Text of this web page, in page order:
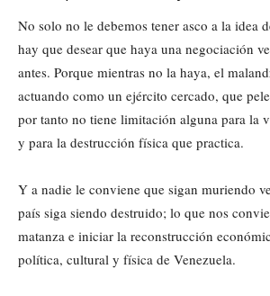
No solo no le debemos tener asco a la idea
hay que desear que haya una negociación
antes. Porque mientras no la haya, el
actuando como un ejército cercado, que
por tanto no tiene limitación alguna para la
y para la destrucción física que practica.
Y a nadie le conviene que sigan muriendo
país siga siendo destruido; lo que nos
matanza e iniciar la reconstrucción
política, cultural y física de Venezuela.